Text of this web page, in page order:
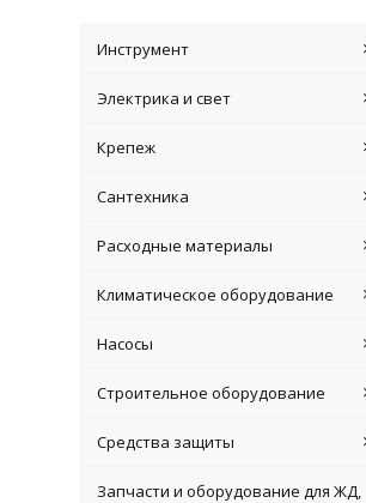
Инструмент
Электрика и свет
Крепеж
Сантехника
Расходные материалы
Климатическое оборудование
Насосы
Строительное оборудование
Средства защиты
Запчасти и оборудование для ЖД,